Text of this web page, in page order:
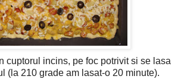
cuptorul incins, pe foc potrivit si se lasa
(la 210 grade am lasat-o 20 minute).